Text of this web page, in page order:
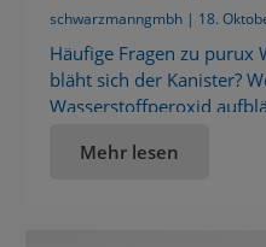
schwarzmanngmbh | 18.
Häufige Fragen zu purux
bläht sich der Kanister?
Wasserstoffperoxid
Dabei sind Wasser und
Mehr lesen